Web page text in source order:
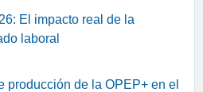
El impacto real de la
laboral
producción de la OPEP+ en el